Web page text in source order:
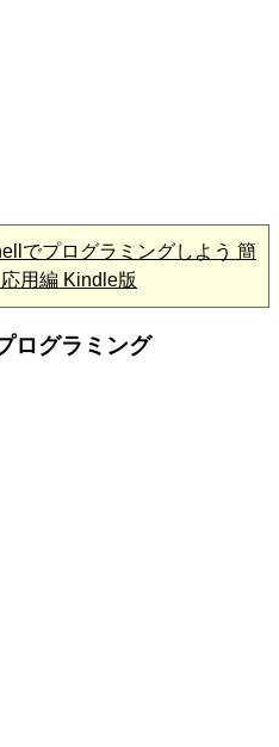
でプログラミングしよう 簡
用編 Kindle版
ログラミング